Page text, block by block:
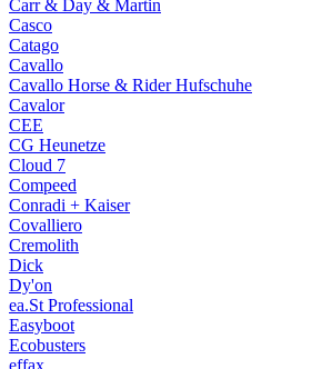
Carr & Day & Martin
Casco
Catago
Cavallo
Cavallo Horse & Rider Hufschuhe
Cavalor
CEE
CG Heunetze
Cloud 7
Compeed
Conradi + Kaiser
Covalliero
Cremolith
Dick
Dy'on
ea.St Professional
Easyboot
Ecobusters